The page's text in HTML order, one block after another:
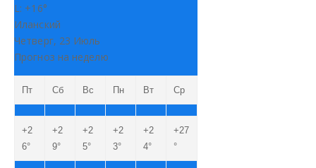
L: +16°
Иланский
Четверг, 23 Июль
Прогноз на неделю
Пт Сб Вс Пн Вт Ср
+2
6°
+2
9°
+2
5°
+2
3°
+2
4°
+27
°